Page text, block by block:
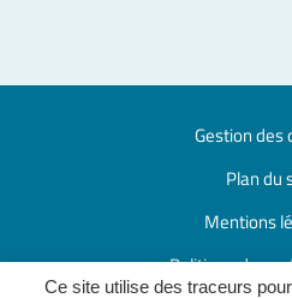
Ce site utilise des traceurs
Gestion des
Plan du
Mentions
Politique de